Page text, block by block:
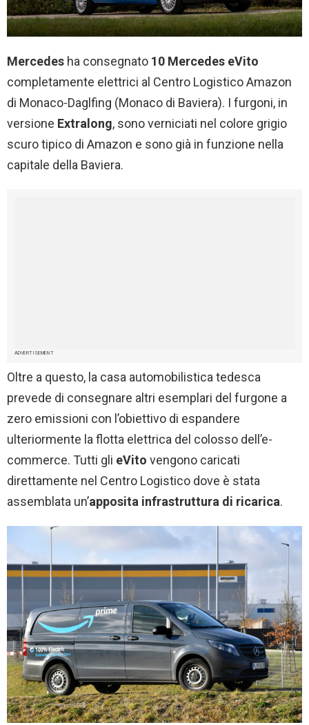
Mercedes ha consegnato 10 Mercedes eVito
completamente elettrici al Centro Logistico Amazon
di Monaco-Daglfing (Monaco di Baviera). I furgoni, in
versione Extralong, sono verniciati nel colore grigio
scuro tipico di Amazon e sono già in funzione nella
capitale della Baviera.
ADVERTISEMENT
Oltre a questo, la casa automobilistica tedesca
prevede di consegnare altri esemplari del furgone a
zero emissioni con l’obiettivo di espandere
ulteriormente la flotta elettrica del colosso dell’e-
commerce. Tutti gli eVito vengono caricati
direttamente nel Centro Logistico dove è stata
assemblata un’apposita infrastruttura di ricarica.